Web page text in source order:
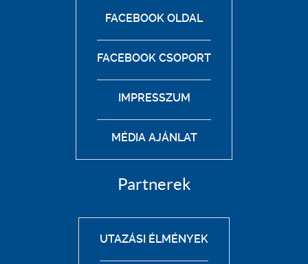
FACEBOOK OLDAL
FACEBOOK CSOPORT
IMPRESSZUM
MÉDIA AJÁNLAT
Partnerek
UTAZÁSI ÉLMÉNYEK